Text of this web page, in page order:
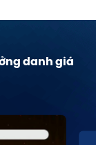
danh giá